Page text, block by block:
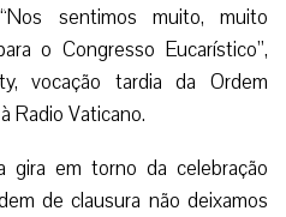
sentimos muito, muito
o Congresso Eucarístico”,
vocação tardia da Ordem
Radio Vaticano.
gira em torno da celebração
de clausura não deixamos